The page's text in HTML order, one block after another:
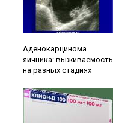
Аденокарцинома
яичника: выживаемость
на разных стадиях